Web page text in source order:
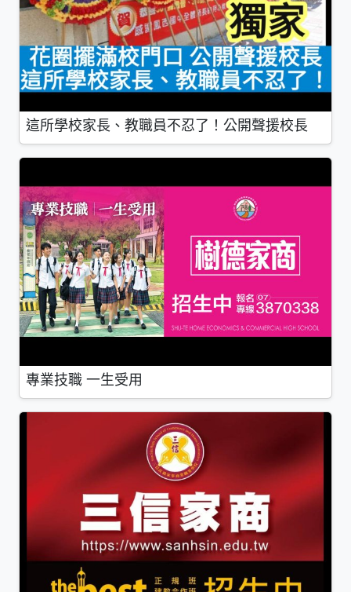
這所學校家長、教職員不忍了！公開聲援校長
專業技職 一生受用